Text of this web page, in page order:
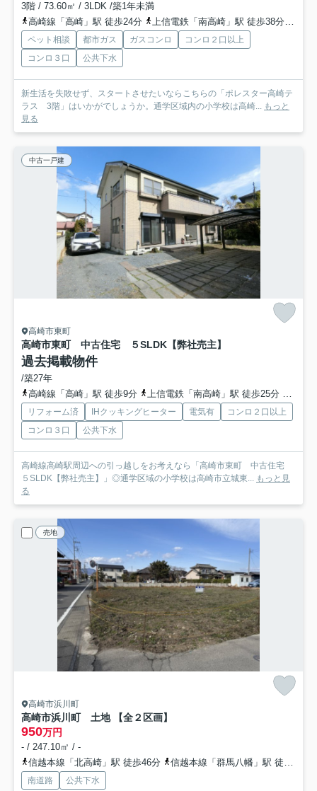
3階 / 73.60㎡ / 3LDK /築1年未満
高崎線「高崎」駅 徒歩24分
上信電鉄「南高崎」駅 徒歩38分
ペット相談 都市ガス ガスコンロ
コンロ２口以上
コンロ３口
公共下水
新生活を失敗せず、スタートさせたいならこちらの「ポレスター高崎テ
ラス 3階」はいかがでしょうか。通学区域内の小学校は高崎... もっと
見る
中古一戸建
高崎市東町
高崎市東町 中古住宅 ５SLDK【弊社売主】
過去掲載物件
/築27年
高崎線「高崎」駅 徒歩9分
上信電鉄「南高崎」駅 徒歩25分 信越
リフォーム済 IHクッキングヒーター 電気有
コンロ２口以上
コンロ３口
公共下水
高崎線高崎駅周辺への引っ越しをお考えなら「高崎市東町 中古住宅
５SLDK【弊社売主】」◎通学区域の小学校は高崎市立城東... もっと見
る
売地
高崎市浜川町
高崎市浜川町 土地 【全２区画】
950万円
- / 247.10㎡ / -
信越本線「北高崎」駅 徒歩46分
信越本線「群馬八幡」駅 徒歩52分
南道路 公共下水